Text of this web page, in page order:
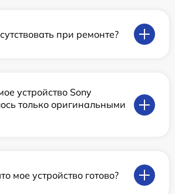
при ремонте?
устройство Sony
только оригинальными
мое устройство готово?